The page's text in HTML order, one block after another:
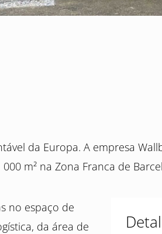
da Europa. A empresa
m² na Zona Franca de
no espaço de
da área de